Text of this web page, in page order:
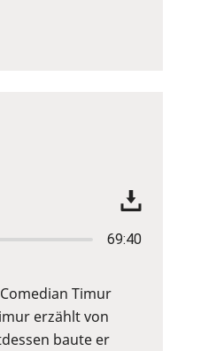
69:40
Timur
erzählt von
baute er